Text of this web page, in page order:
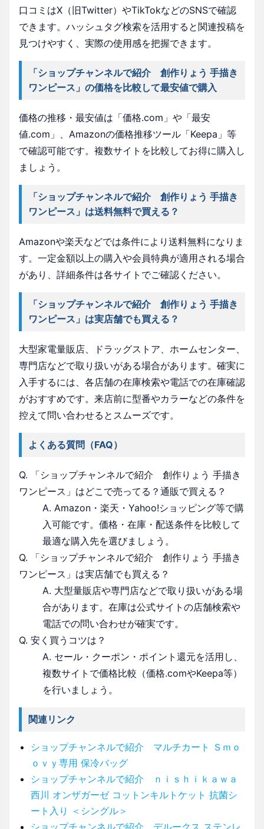
口コミはX（旧Twitter）やTikTokなどのSNSで確認
できます。ハッシュタグ検索を活用すると関連投稿を
見つけやすく、実際の使用感を把握できます。
「ショップチャンネルで紹介 創作りょう 手描き
ワンピース」の価格を比較して最安値で購入
価格の推移・最安値は「価格.com」や「最安
値.com」、Amazonの価格推移ツール「Keepa」等
で確認可能です。複数サイトを比較してお得に購入し
ましょう。
「ショップチャンネルで紹介 創作りょう 手描き
ワンピース」は送料無料で買える？
Amazonや楽天などでは条件により送料無料になりま
す。一定金額以上の購入や会員特典が適用される場合
があり、詳細条件は各サイトでご確認ください。
「ショップチャンネルで紹介 創作りょう 手描き
ワンピース」は実店舗でも買える？
大型家電量販店、ドラッグストア、ホームセンター、
専門店などで取り扱いがある場合があります。確実に
入手するには、各店舗の在庫検索や電話での在庫確認
がおすすめです。来店前に型番やカラーなどの条件を
控えて問い合わせるとスムーズです。
よくある質問（FAQ）
Q. 「ショップチャンネルで紹介 創作りょう 手描き
ワンピース」はどこで売ってる？通販で買える？
A. Amazon・楽天・Yahoo!ショッピング等で購
入可能です。価格・在庫・配送条件を比較して
最適な購入先を選びましょう。
Q. 「ショップチャンネルで紹介 創作りょう 手描き
ワンピース」は実店舗でも買える？
A. 大型量販店や専門店などで取り扱いがある場
合があります。在庫は公式サイトの店舗検索や
電話での問い合わせが確実です。
Q. 安く買うコツは？
A. セール・クーポン・ポイント還元を活用し、
複数サイトで価格比較（価格.comやKeepa等）
を行いましょう。
関連リンク
ショップチャンネルで紹介 マルチカート Ｓｍｏ
ｏｖｙ専用 保冷バッグ
ショップチャンネルで紹介 ｎｉｓｈｉｋａｗａ
西川 オンザガーゼ コットンキルトケット 抗菌シ
ート入り ＜シングル＞
ショップチャンネルで紹介 デルークス ステンレ